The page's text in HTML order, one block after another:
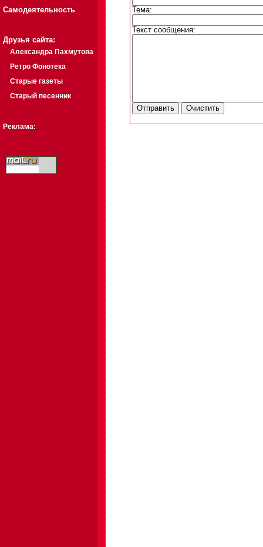
Самодеятельность
Друзья сайта:
Александра Пахмутова
Ретро Фонотека
Старые газеты
Старый песенник
Реклама:
Тема:
Текст сообщения: